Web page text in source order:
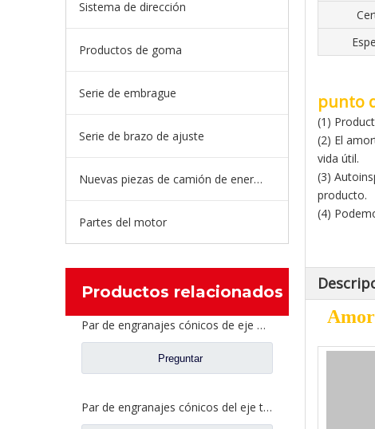
Sistema de dirección
Productos de goma
Serie de embrague
Serie de brazo de ajuste
Nuevas piezas de camión de energía
Partes del motor
Productos relacionados
Par de engranajes cónicos de eje medio 27/18 para repuestos de camiones Ankai & BENZ Axle Foton Auman HFF2502040/41CK1BZ
Preguntar
Par de engranajes cónicos del eje trasero 21/28 para piezas de repuesto de camiones Ankai & BENZ Axle Foton Auman HFF2402038/39CK1BZ
punto
(1)
(2) El
vida útil.
(3)
producto.
(4)